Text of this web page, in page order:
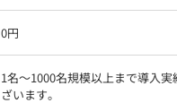
0円
1名～1000名規模以上まで導入実